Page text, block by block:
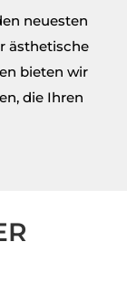
neuesten
ästhetische
bieten wir
die Ihren